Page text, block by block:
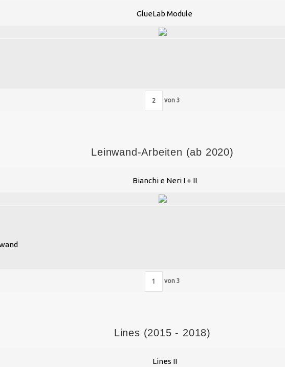
GlueLab Module
von 3
Leinwand-Arbeiten (ab 2020)
Bianchi e Neri I + II
von 3
Lines (2015 - 2018)
Lines II